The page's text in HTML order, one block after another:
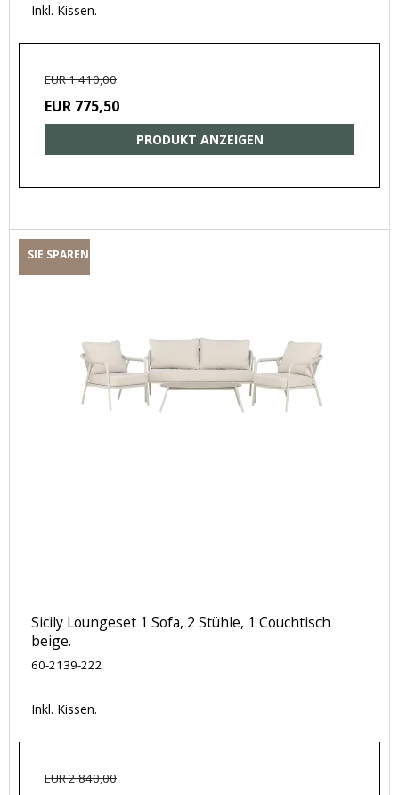
Inkl. Kissen.
EUR 1.410,00
EUR 775,50
PRODUKT ANZEIGEN
SIE SPAREN
Sicily Loungeset 1 Sofa, 2 Stühle, 1 Couchtisch
beige.
60-2139-222
Inkl. Kissen.
EUR 2.840,00